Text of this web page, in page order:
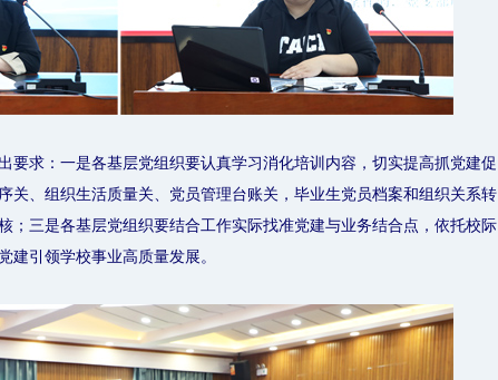
要求：一是各基层党组织要认真学习消化培训内容，切实提高抓党建促
关、组织生活质量关、党员管理台账关，毕业生党员档案和组织关系转
；三是各基层党组织要结合工作实际找准党建与业务结合点，依托校际
建引领学校事业高质量发展。